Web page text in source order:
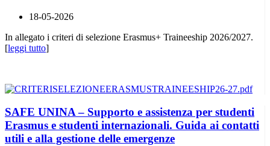
18-05-2026
In allegato i criteri di selezione Erasmus+ Traineeship 2026/2027.
[leggi tutto]
SAFE UNINA – Supporto e assistenza per studenti
Erasmus e studenti internazionali. Guida ai contatti
utili e alla gestione delle emergenze